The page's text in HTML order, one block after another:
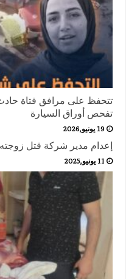
تتحفظ على مرافق فتاة
تفحص أوراق السيارة
19 يونيو,2026
إعدام مدير شركة قتل
11 يونيو,2025